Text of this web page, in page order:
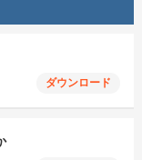
ダウンロード